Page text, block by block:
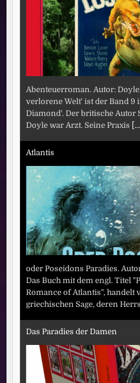
Abenteuerroman. Autor:
verlorene Welt' ist der Band 9
Diamond'. Der britische Autor
Doyle war Arzt. Seine Praxis
Atlantis
oder Poseidons Paradies.
Das Buch mit dem engl. Titel
Romance of Atlantis", handelt
griechischen Sage, deren
Das Paradies der Damen